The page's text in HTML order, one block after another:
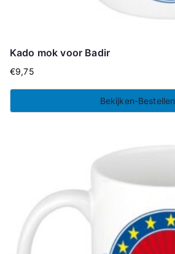
Kado mok voor Badir
€9,75
Bekijken-Bestellen